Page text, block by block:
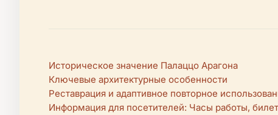
Историческое значение Палаццо Арагона
Ключевые архитектурные особенности
Реставрация и адаптивное повторное
Информация для посетителей: Часы работы,